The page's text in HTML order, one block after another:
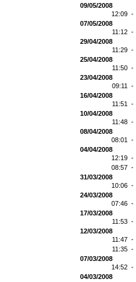
09/05/2008
12:09 -
07/05/2008
11:12 -
29/04/2008
11:29 -
25/04/2008
11:50 -
23/04/2008
09:11 -
16/04/2008
11:51 -
10/04/2008
11:48 -
08/04/2008
08:01 -
04/04/2008
12:19 -
08:57 -
31/03/2008
10:06 -
24/03/2008
07:46 -
17/03/2008
11:53 -
12/03/2008
11:47 -
11:35 -
07/03/2008
14:52 -
04/03/2008